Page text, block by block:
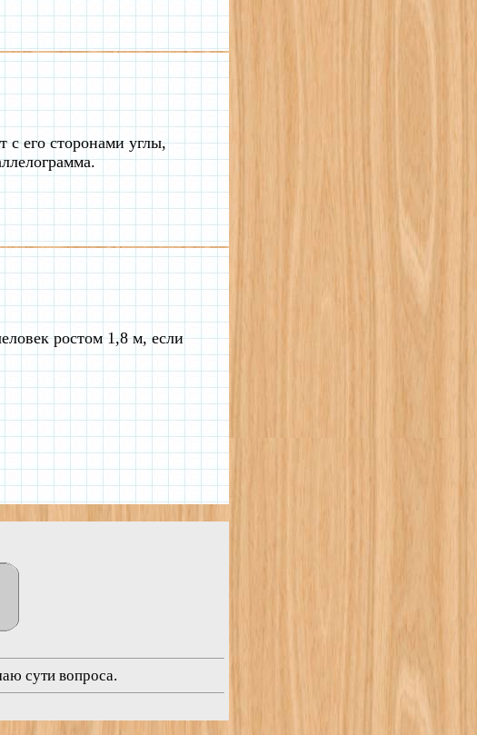
с его сторонами углы,
ростом 1,8 м, если
сути вопроса.